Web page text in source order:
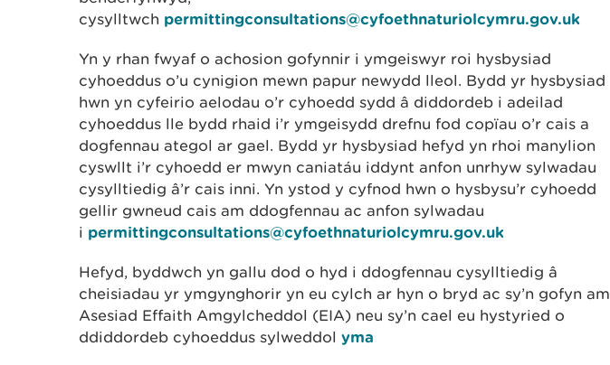
cysylltwch permittingconsultations@cyfoethnaturiolcymru.gov.uk
Yn y rhan fwyaf o achosion gofynnir i ymgeiswyr roi hysbysiad
cyhoeddus o’u cynigion mewn papur newydd lleol. Bydd yr hysbysiad
hwn yn cyfeirio aelodau o’r cyhoedd sydd â diddordeb i adeilad
cyhoeddus lle bydd rhaid i’r ymgeisydd drefnu fod copïau o’r cais a
dogfennau ategol ar gael. Bydd yr hysbysiad hefyd yn rhoi manylion
cyswllt i’r cyhoedd er mwyn caniatáu iddynt anfon unrhyw sylwadau
cysylltiedig â’r cais inni. Yn ystod y cyfnod hwn o hysbysu’r cyhoedd
gellir gwneud cais am ddogfennau ac anfon sylwadau
i permittingconsultations@cyfoethnaturiolcymru.gov.uk
Hefyd, byddwch yn gallu dod o hyd i ddogfennau cysylltiedig â
cheisiadau yr ymgynghorir yn eu cylch ar hyn o bryd ac sy’n gofyn am
Asesiad Effaith Amgylcheddol (EIA) neu sy’n cael eu hystyried o
ddiddordeb cyhoeddus sylweddol yma